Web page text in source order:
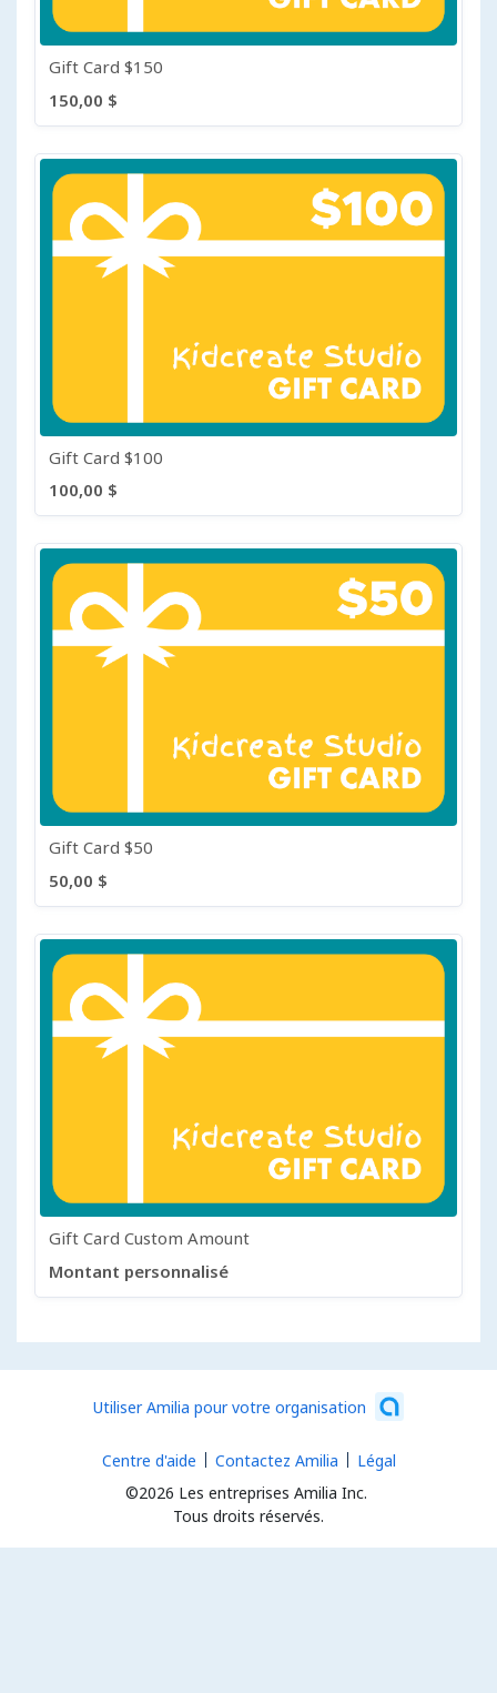
Gift Card $150
150,00 $
Gift Card $100
100,00 $
Gift Card $50
50,00 $
Gift Card Custom Amount
Montant personnalisé
Utiliser Amilia pour votre organisation
©2026 Les entreprises Amilia Inc.
Tous droits réservés.
Centre d'aide Contactez Amilia Légal